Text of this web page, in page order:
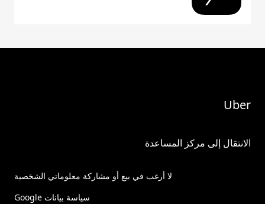
Uber
الانتقال إلى مركز المساعدة
لا أرغب في بيع أو مشاركة معلوماتي الشخصية
سياسة بيانات Google